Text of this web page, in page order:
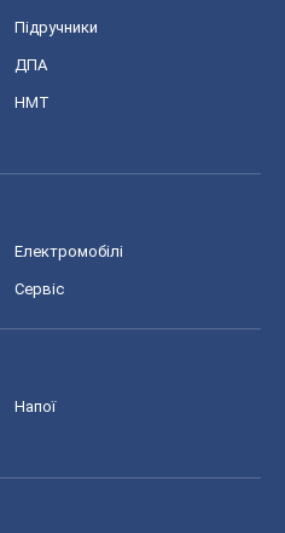
Підручники
ДПА
НМТ
Електромобілі
Сервіс
Напої